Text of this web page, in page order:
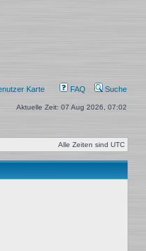
Karte FAQ Suche
Aktuelle Zeit: 07 Aug 2026, 07:02
Alle Zeiten sind UTC